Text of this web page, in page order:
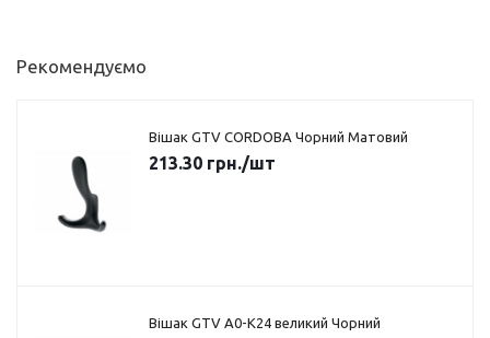
Рекомендуємо
Вішак GTV CORDOBA Чорний Матовий
213.30 грн./шт
Вішак GTV A0-K24 великий Чорний